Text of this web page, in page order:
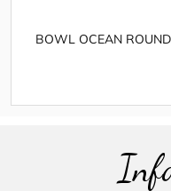
BOWL OCEAN ROUND